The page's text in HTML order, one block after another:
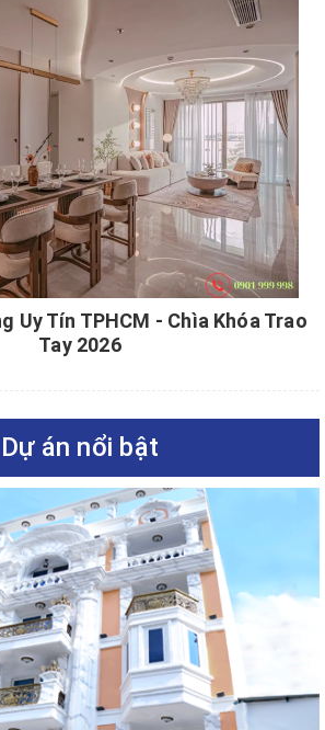
Uy Tín TPHCM - Chìa Khóa Trao
Tay 2026
Dự án nổi bật